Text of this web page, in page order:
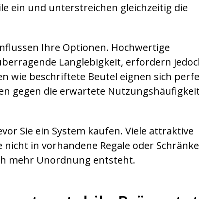
ein und unterstreichen gleichzeitig die
Ihre Optionen. Hochwertige
Langlebigkeit, erfordern
wie beschriftete Beutel eignen sich
gegen die erwartete
Sie ein System kaufen. Viele attraktive
in vorhandene Regale oder
mehr Unordnung entsteht.